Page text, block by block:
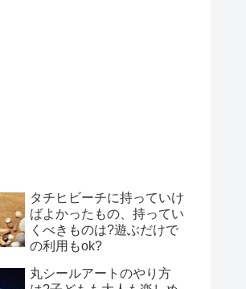
タチヒビーチに持っていけ
ばよかったもの、持ってい
くべきものは?遊ぶだけで
の利用もok?
丸シールアートのやり方